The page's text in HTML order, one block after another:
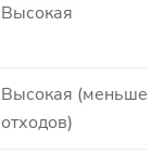
Высокая
Высокая (меньше
отходов)